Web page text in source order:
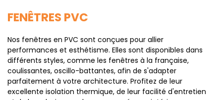
FENÊTRES PVC
Nos fenêtres en PVC sont conçues pour allier
performances et esthétisme. Elles sont disponibles dans
différents styles, comme les fenêtres à la française,
coulissantes, oscillo-battantes, afin de s'adapter
parfaitement à votre architecture. Profitez de leur
excellente isolation thermique, de leur facilité d'entretien